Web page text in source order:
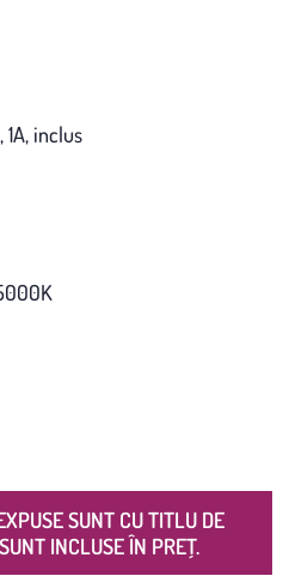
inclus
SUNT CU TITLU DE
INCLUSE ÎN PREȚ.